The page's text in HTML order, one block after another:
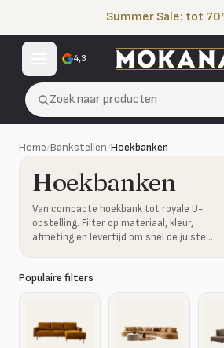
Summer Sale: tot
4,3
Zoek naar producten
Home/Bankstellen/Hoekbanken
Hoekbanken
Van compacte hoekbank tot royale U-
opstelling. Filter op materiaal, kleur,
afmeting en levertijd om snel de juiste
Populaire filters